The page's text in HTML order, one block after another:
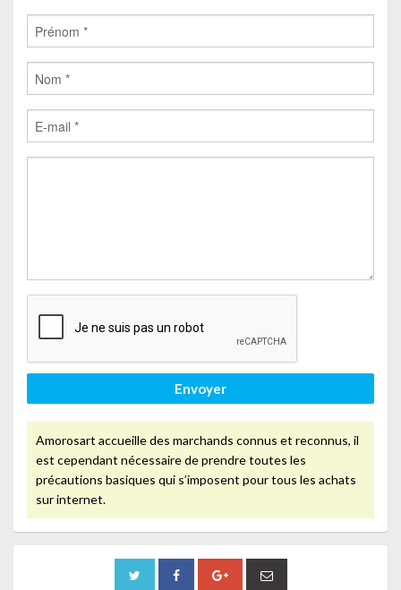
Envoyer
Amorosart accueille des marchands connus et reconnus, il
est cependant nécessaire de prendre toutes les
précautions basiques qui s’imposent pour tous les achats
sur internet.